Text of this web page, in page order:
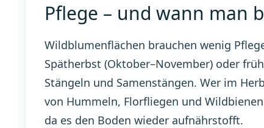
Pflege – und wann man
Wildblumenflächen brauchen wenig
Spätherbst (Oktober–November) oder
Stängeln und Samenstängen. Wer im
von Hummeln, Florfliegen und
da es den Boden wieder aufnährstofft.